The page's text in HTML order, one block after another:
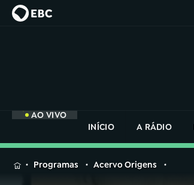
AO VIVO
INÍCIO
A RÁDIO
MENUProgramas Acervo Origens